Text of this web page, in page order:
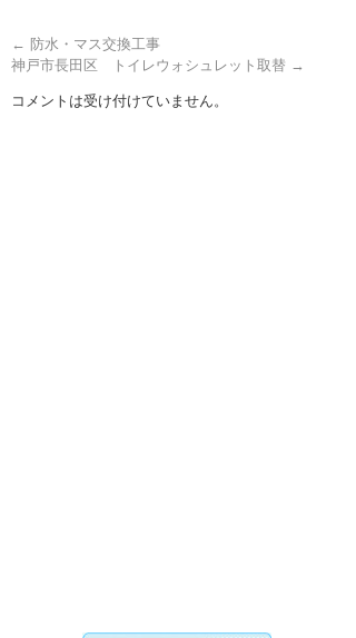
← 防水・マス交換工事
神戸市長田区 トイレウォシュレット取替 →
コメントは受け付けていません。